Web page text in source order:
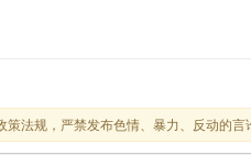
法规，严禁发布色情、暴力、反动的言